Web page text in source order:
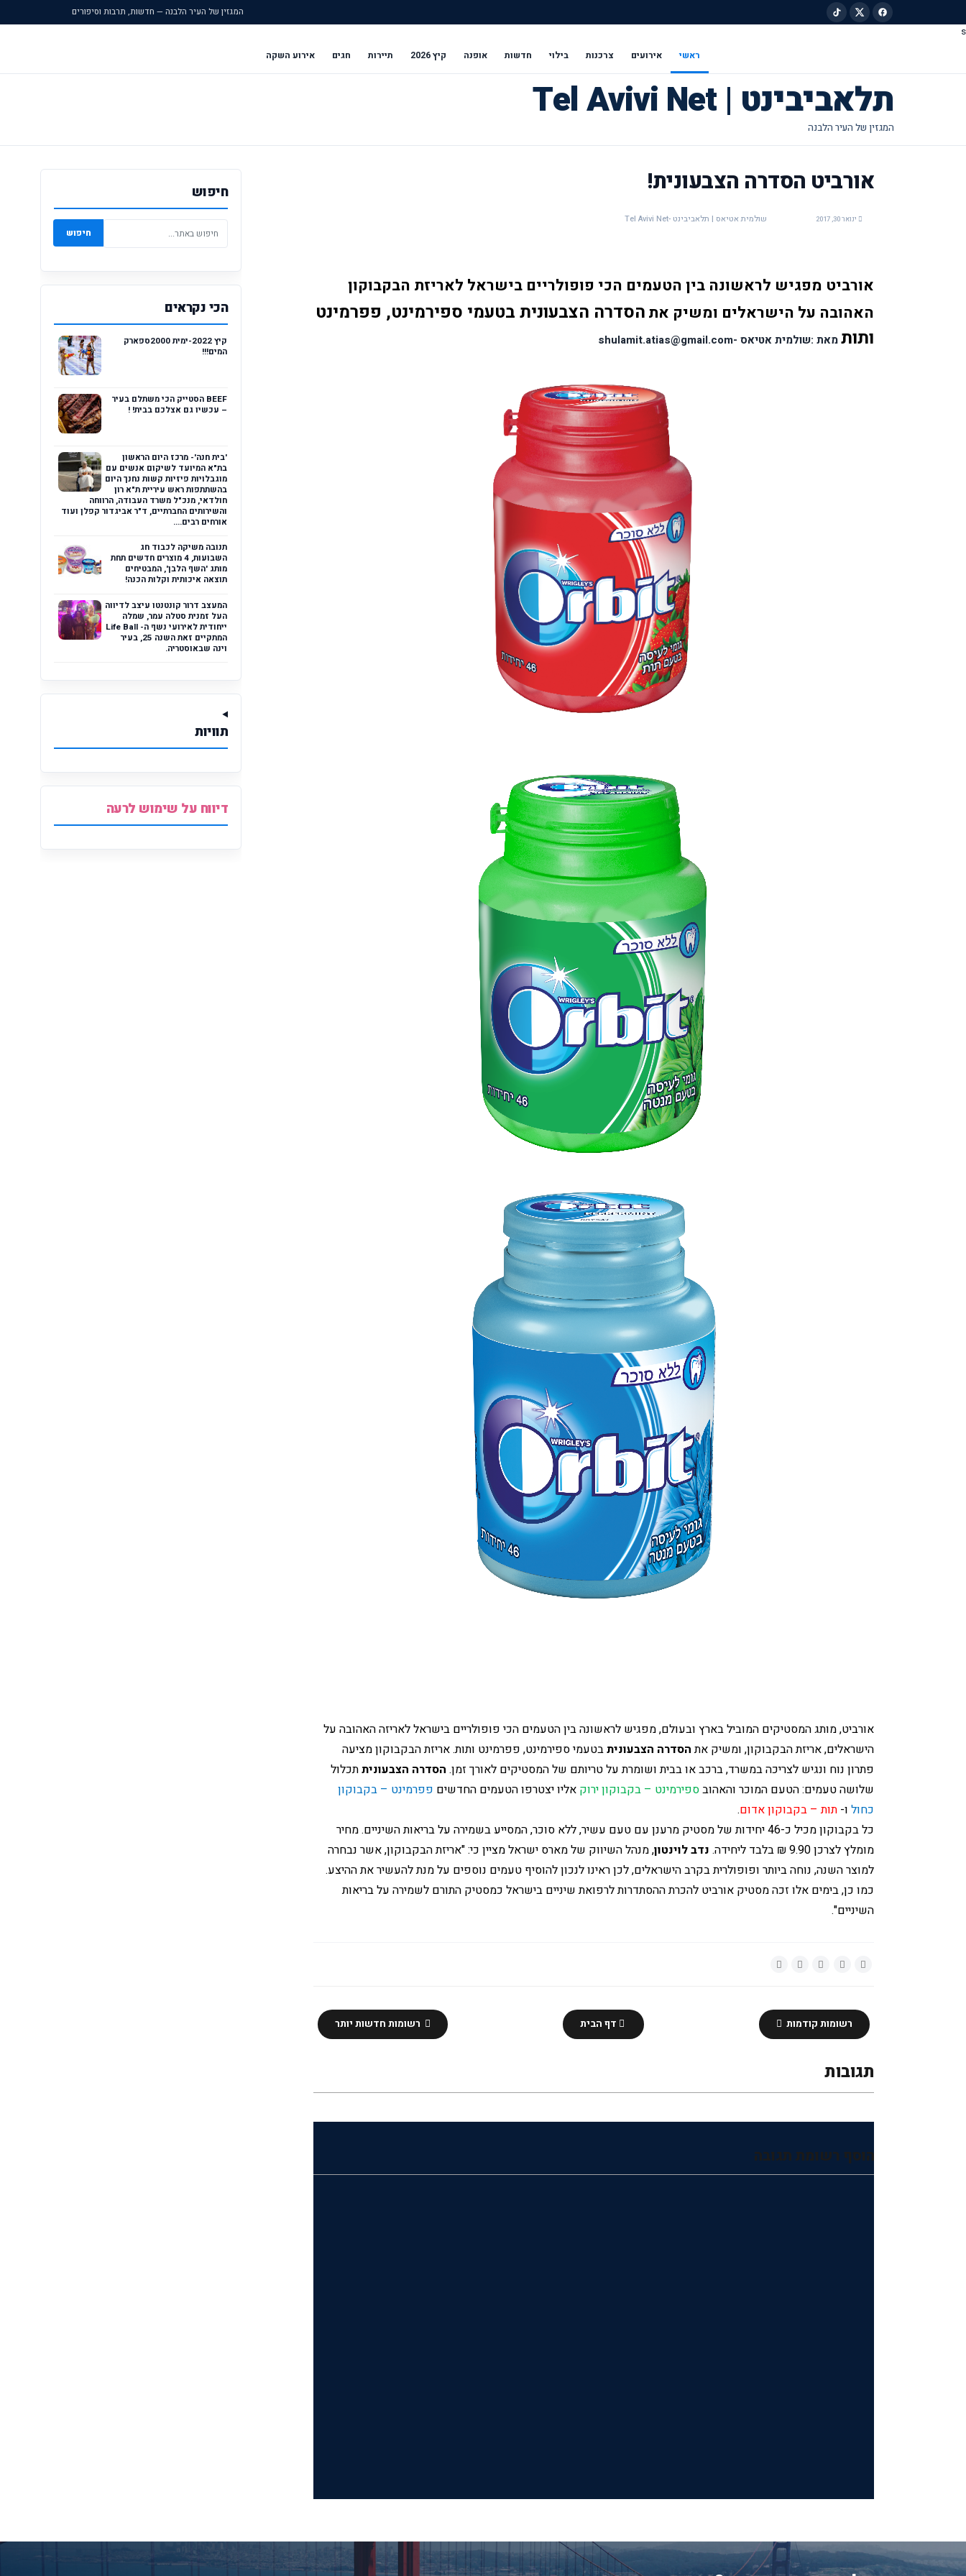
המגזין של העיר הלבנה — חדשות, תרבות וסיפורים
s
ראשי אירועים צרכנות בילוי חדשות אופנה קיץ 2026 תיירות חגים אירוע השקה
תלאביבינט | Tel Avivi Net
אורביט הסדרה הצבעונית!
ינואר 30, 2017 שולמית אטיאס | תלאביבינט -Tel Avivi Net
האהובה על הישראלים ומשיק את
ותותמאת :שולמית אטיאס -shulamit.atias@gmail.com
הישראלים, אריזת הבקבוקון, ומשיק את הסדרה הצבעונית בטעמי ספירמינט, פפרמינט ותות.
פתרון נוח ונגיש לצריכה במשרד, ברכב או בבית ושומרת על טריותם של המסטיקים לאורך זמן. הסדרה הצבעונית
שלושה טעמים: הטעם המוכר והאהוב ספירמינט – בקבוקון ירוק אליו יצטרפו הטעמים החדשים
כחול ו- תות – בקבוקון אדום.
כל בקבוקון מכיל כ-46 יחידות של מסטיק מרענן עם טעם עשיר, ללא סוכר, המסייע בשמירה על בריאות השיניים.
מומלץ לצרכן 9.90 ₪ בלבד ליחידה.
נדב לוינטון
כמו כן, בימים אלו זכה מסטיק אורביט להכרת ההסתדרות לרפואת שיניים בישראל כמסטיק התורם לשמירה על בריאות
השיניים".
רשומות חדשות יותר רשומות קודמות דף הבית
תגובות
הוסף רשומת תגובה
חיפוש
חיפוש
הכי נקראים
קיץ 2022-ימית 2000ספארק
המים!!!
BEEF הסטייק הכי משתלם בעיר
– עכשיו גם אצלכם בבית! !
'בית חנה'- מרכז היום הראשון
בת"א המיועד לשיקום אנשים עם
מוגבלויות פיזיות קשות נחנך היום
בהשתתפות ראש עיריית ת"א רון
חולדאי, מנכ"ל משרד העבודה, הרווחה
והשירותים החברתיים, ד"ר אביגדור קפלן ועוד
אורחים רבים....
תנובה משיקה לכבוד חג
השבועות, 4 מוצרים חדשים תחת
מותג 'השף הלבן', המבטיחים
תוצאה איכותית וקלות הכנה!
המעצב דרור קונטנטו עיצב לדיווה
העל זמנית סטלה עמר, שמלה
ייחודית לאירועי נשף ה- Life Ball
המתקיים זאת השנה 25, בעיר
וינה שבאוסטריה.
תוויות
דיווח על שימוש לרעה